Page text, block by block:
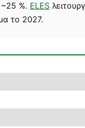
%. ELES
το 2027.